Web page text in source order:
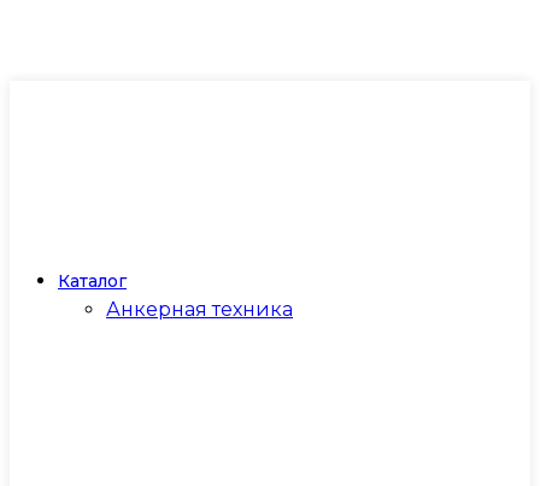
Каталог
Анкерная техника